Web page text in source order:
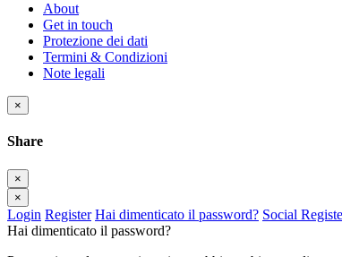
About
Get in touch
Protezione dei dati
Termini & Condizioni
Note legali
×
Share
×
×
Login Register Hai dimenticato il password? Social
Hai dimenticato il password?